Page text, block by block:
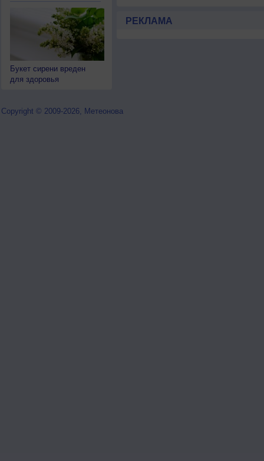
Букет сирени вреден
для здоровья
РЕКЛАМА
Copyright © 2009-2026, Метеонова